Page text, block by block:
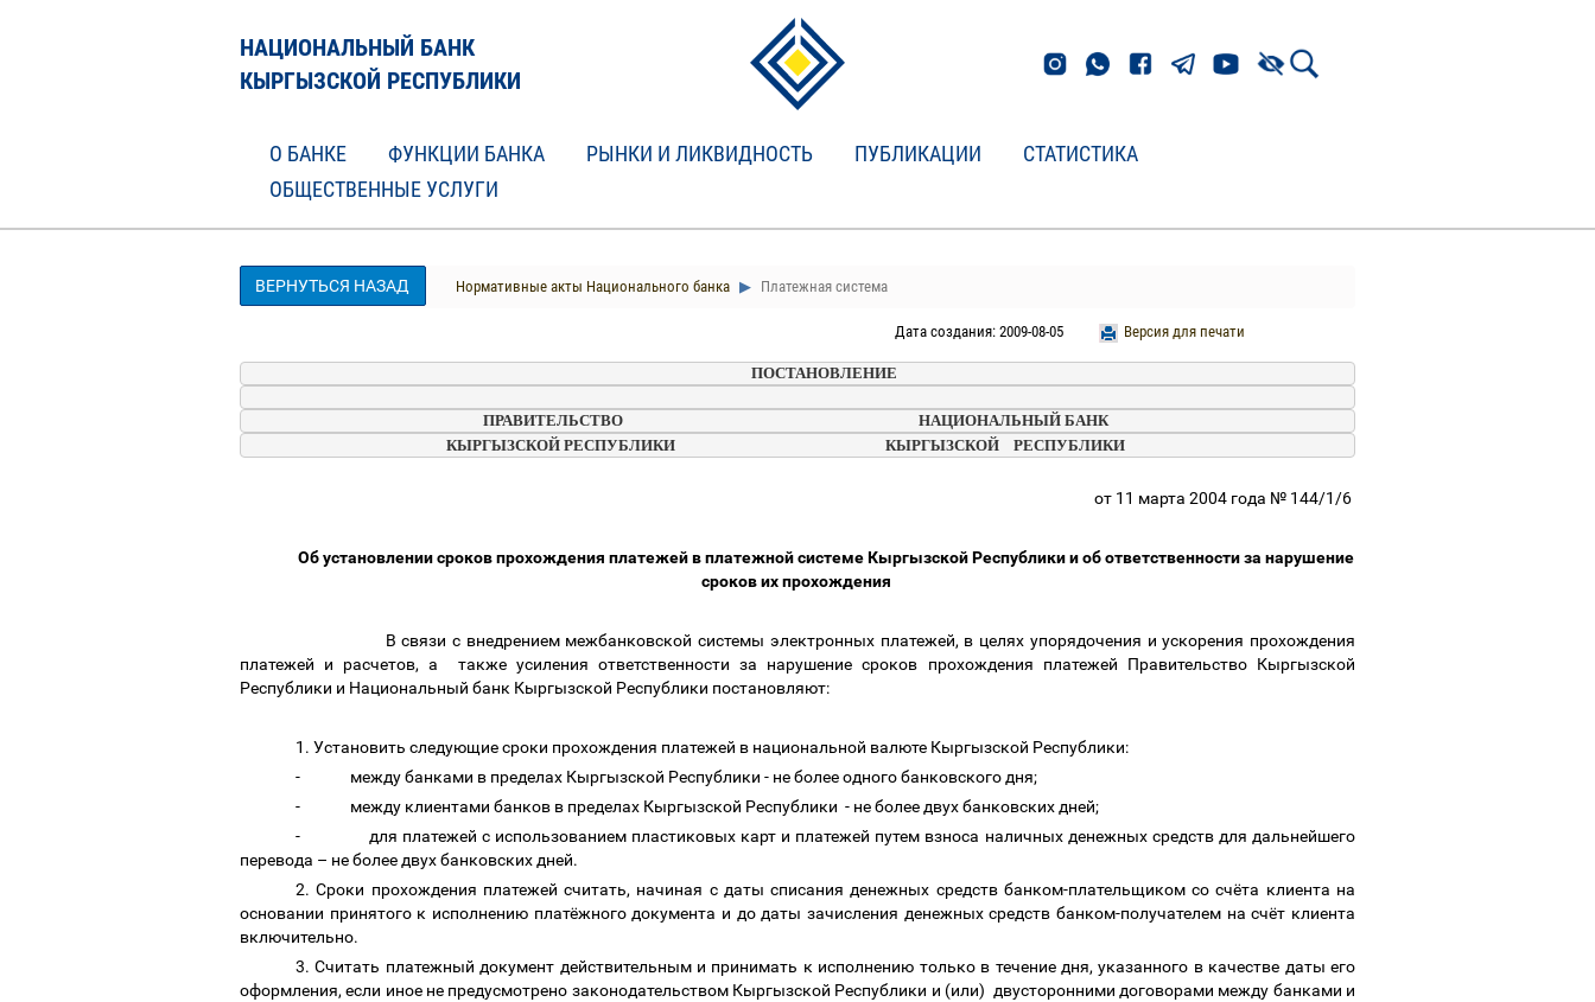
НАЦИОНАЛЬНЫЙ БАНК
КЫРГЫЗСКОЙ РЕСПУБЛИКИ
О БАНКЕ ФУНКЦИИ БАНКА РЫНКИ И ЛИКВИДНОСТЬ ПУБЛИКАЦИИ
СТАТИСТИКА
ОБЩЕСТВЕННЫЕ УСЛУГИ
ВЕРНУТЬСЯ НАЗАД Нормативные акты Национального банка Платежная система
Версия для печати
Дата создания: 2009-08-05
ПОСТАНОВЛЕНИЕ
ПРАВИТЕЛЬСТВО                                                                                   НАЦИОНАЛЬНЫЙ БАНК
КЫРГЫЗСКОЙ РЕСПУБЛИКИ                                                           КЫРГЫЗСКОЙ    РЕСПУБЛИКИ
от 11 марта 2004 года № 144/1/6
Об установлении сроков прохождения платежей в платежной системе Кыргызской Республики и об ответственности за нарушение
сроков их прохождения
В связи с внедрением межбанковской системы электронных платежей, в целях упорядочения и ускорения прохождения
платежей и расчетов, а также усиления ответственности за нарушение сроков прохождения платежей Правительство Кыргызской
Республики и Национальный банк Кыргызской Республики постановляют:
1. Установить следующие сроки прохождения платежей в национальной валюте Кыргызской Республики:
- между банками в пределах Кыргызской Республики - не более одного банковского дня;
- между клиентами банков в пределах Кыргызской Республики - не более двух банковских дней;
- для платежей с использованием пластиковых карт и платежей путем взноса наличных денежных средств для дальнейшего
перевода – не более двух банковских дней.
2. Сроки прохождения платежей считать, начиная с даты списания денежных средств банком-плательщиком со счёта клиента на
основании принятого к исполнению платёжного документа и до даты зачисления денежных средств банком-получателем на счёт клиента
включительно.
3. Считать платежный документ действительным и принимать к исполнению только в течение дня, указанного в качестве даты его
оформления, если иное не предусмотрено законодательством Кыргызской Республики и (или) двусторонними договорами между банками и